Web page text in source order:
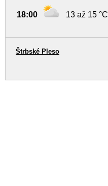
18:00 13 až 15 °C
Štrbské Pleso